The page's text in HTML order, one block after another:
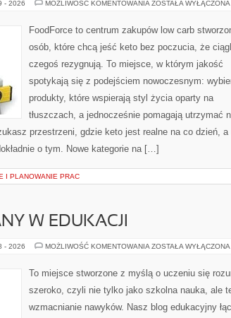
- 2026 MOŻLIWOŚĆ KOMENTOWANIA ODCHUDZANIE
ZOSTAŁA WYŁĄCZONA
FoodForce to centrum zakupów low carb
osób, które chcą jeść keto bez poczucia, że
czegoś rezygnują. To miejsce, w którym jakość
spotykają się z podejściem nowoczesnym:
produkty, które wspierają styl życia oparty na
tłuszczach, a jednocześnie pomagają utrzymać
przestrzeni, gdzie keto jest realne na co dzień, a
o tym. Nowe kategorie na […]
I PLANOWANIE PRAC
W EDUKACJI
- 2026 MOŻLIWOŚĆ KOMENTOWANIA NOWINKI
EDUKACJI
ZOSTAŁA WYŁĄCZONA
To miejsce stworzone z myślą o uczeniu się
szeroko, czyli nie tylko jako szkolna nauka, ale
wzmacnianie nawyków. Nasz blog edukacyjny